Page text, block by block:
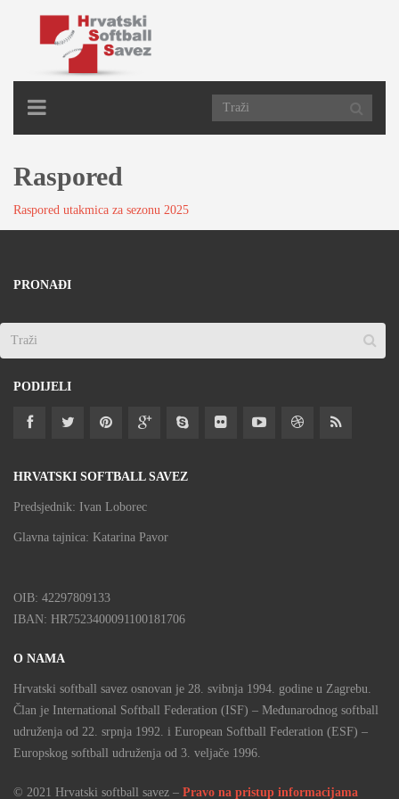
TOGGLE
Raspored
Raspored utakmica za sezonu 2025
PRONAĐI
PODIJELI
HRVATSKI SOFTBALL SAVEZ
Predsjednik: Ivan Loborec
Glavna tajnica: Katarina Pavor
OIB: 42297809133
IBAN: HR7523400091100181706
O NAMA
Hrvatski softball savez osnovan je 28. svibnja 1994. godine u Zagrebu.
Član je International Softball Federation (ISF) – Međunarodnog softball
udruženja od 22. srpnja 1992. i European Softball Federation (ESF) –
Europskog softball udruženja od 3. veljače 1996.
© 2021 Hrvatski softball savez – Pravo na pristup informacijama